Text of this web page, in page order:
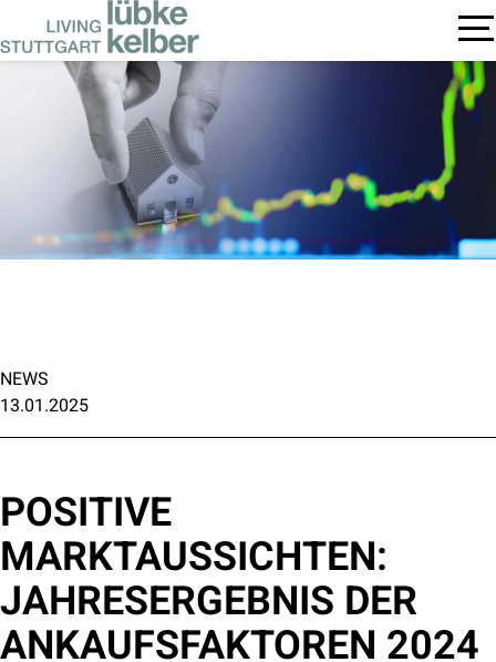
NEWS
13.01.2025
POSITIVE
MARKTAUSSICHTEN:
JAHRESERGEBNIS DER
ANKAUFSFAKTOREN 2024